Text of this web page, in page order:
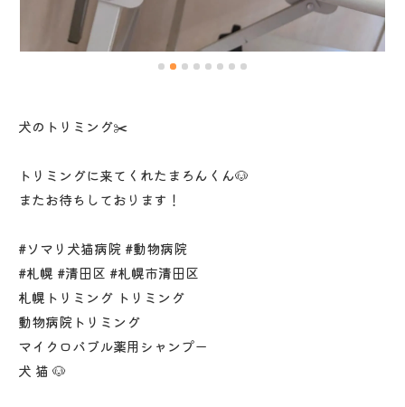
犬のトリミング✂️
トリミングに来てくれたまろんくん🐶
またお待ちしております！
#ソマリ犬猫病院 #動物病院
#札幌 #清田区 #札幌市清田区
札幌トリミング トリミング
動物病院トリミング
マイクロバブル薬用シャンプー
犬 猫 🐶